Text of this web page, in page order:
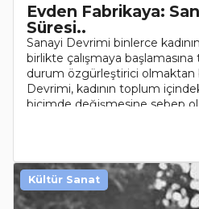
Evden Fabrikaya:
Süresi..
Sanayi Devrimi binlerce
birlikte çalışmaya başlamasına
durum özgürleştirici olmaktan
Devrimi, kadının toplum
biçimde değişmesine sebep
Kültür Sanat